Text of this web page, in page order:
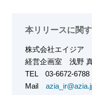
本リリースに関
株式会社エイジア
経営企画室 浅野
TEL 03-6672-6788
Mail